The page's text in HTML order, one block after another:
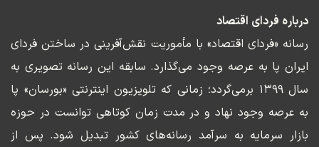
درباره فردای اقتصاد
رسانه «فردای اقتصاد» با مأموریت نقش‌آفرینی در ساختن فردای
ایران پا به عرصه وجود می‌گذارد. سابقه این رسانه تصویری به
سال ۱۳۹۹ برمی‌گردد؛ زمانی که تلویزیون اینترنتی «بورسان» پا
به عرصه وجود نهاد و در مدت زمان کوتاهی توانست در حوزه
بازار سرمایه به سرآمد رسانه‌های کشور تبدیل شود. پس از